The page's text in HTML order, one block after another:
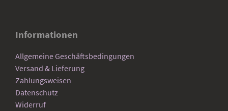
Informationen
Allgemeine Geschäftsbedingungen
Versand & Lieferung
Zahlungsweisen
Datenschutz
Widerruf